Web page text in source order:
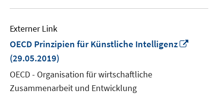
Externer Link
OECD Prinzipien für Künstliche Intelligenz
(29.05.2019)
OECD - Organisation für wirtschaftliche
Zusammenarbeit und Entwicklung